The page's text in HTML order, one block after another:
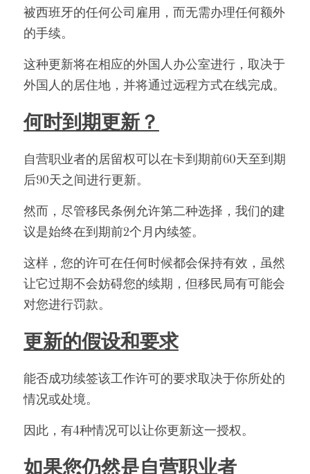
被西班牙的任何公司雇用，而无需办理任何额外
的手续。
这种更新将在相应的外国人办公室进行，取决于
外国人的居住地，并将通过远程方式在线完成。
何时到期更新？
自营职业者的居留权可以在卡到期前60天至到期
后90天之间进行更新。
然而，尽管移民条例允许第二种选择，我们的建
议是始终在到期前2个月内续签。
这样，您的许可在任何时候都会保持有效，虽然
让它过期不会妨碍您的续期，但移民局有可能会
对您进行罚款。
更新的假设和要求
能否成功续签该工作许可的要求取决于你所处的
情况或处境。
因此，有4种情况可以让你更新这一授权。
如果您仍然是自营职业者